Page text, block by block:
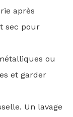
après
sec pour
ou
et garder
Un lavage